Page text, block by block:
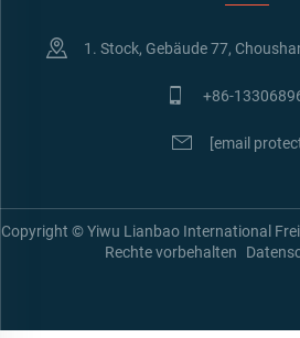
1. Stock, Gebäude 77,
+86-
[email
Copyright © Yiwu Lianbao International
Rechte vorbehalten